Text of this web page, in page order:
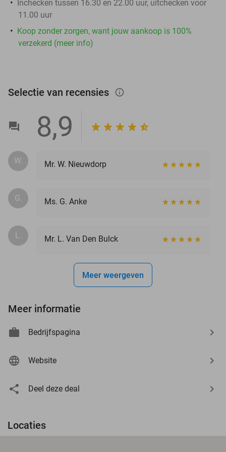
Inchecken tussen 16.30 en 22.00 uur, uitchecken voor
11.00 uur
Koop zonder zorgen, want jouw aankoop is 100%
verzekerd (meer info)
Selectie van recensies info_outlined
8,9
W. Mr. W. Nieuwdorp
G. Ms. G. Anke
L. Mr. L. Van Den Bulck
Meer weergeven
Meer informatie
Bedrijfspagina
Website
Deel deze deal
Locaties